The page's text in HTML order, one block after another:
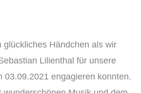
glückliches Händchen als wir
Lilienthal für unsere
03.09.2021 engagieren konnten.